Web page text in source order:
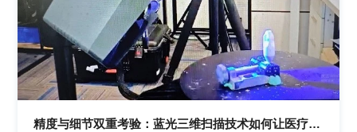
精度与细节双重考验：蓝光三维扫描技术如何让医疗制